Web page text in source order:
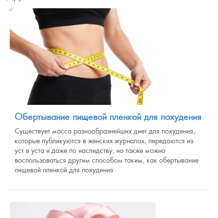
Обертывание пищевой пленкой для похудения
Существует масса разнообразнейших диет для похудения,
которые публикуются в женских журналах, передаются из
уст в уста и даже по наследству, но также можно
воспользоваться другим способом таким, как обертывание
пищевой пленкой для похудения